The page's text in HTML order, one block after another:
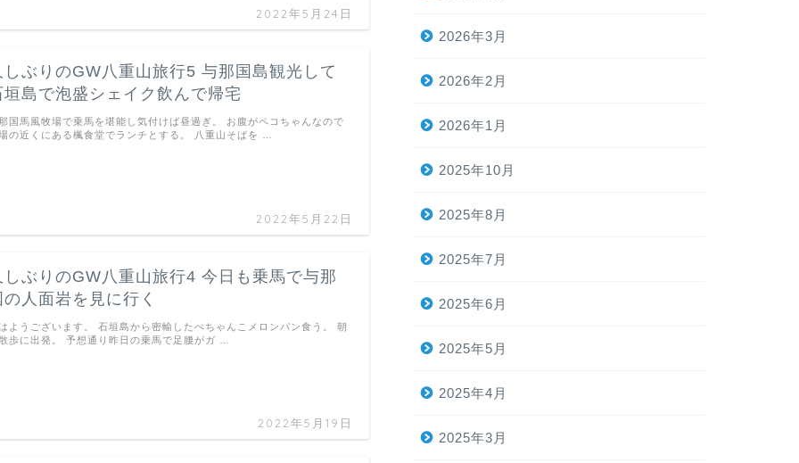
2022年5月24日
しぶりのGW八重山旅行5 与那国島観光して
垣島で泡盛シェイク飲んで帰宅
2022年5月22日
国馬風牧場で乗馬を堪能し気付けば昼過ぎ。 お腹がペコちゃんなので
の近くにある楓食堂でランチとする。 八重山そばを …
しぶりのGW八重山旅行4 今日も乗馬で与那
の人面岩を見に行く
2022年5月19日
ようございます。 石垣島から密輸したぺちゃんこメロンパン食う。 朝
歩に出発。 予想通り昨日の乗馬で足腰がガ …
2026年3月
2026年2月
2026年1月
2025年10月
2025年8月
2025年7月
2025年6月
2025年5月
2025年4月
2025年3月